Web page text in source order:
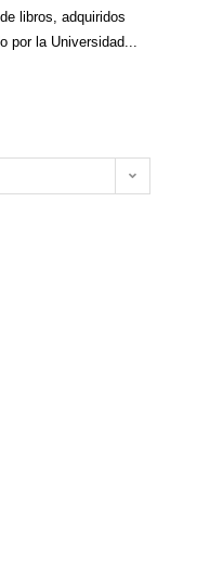
libros, adquiridos
por la Universidad...